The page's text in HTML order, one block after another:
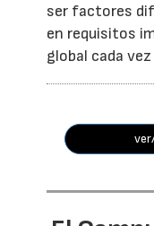
ser factores
en requisitos
global cada